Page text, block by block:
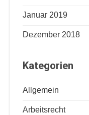
Januar 2019
Dezember 2018
Kategorien
Allgemein
Arbeitsrecht